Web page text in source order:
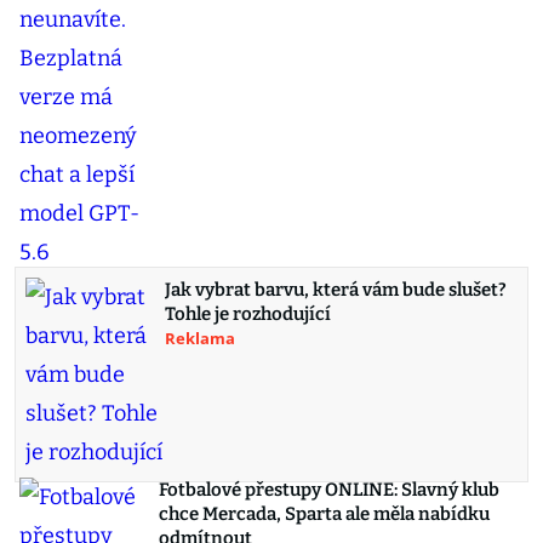
Jak vybrat barvu, která vám bude slušet?
Tohle je rozhodující
Reklama
Fotbalové přestupy ONLINE: Slavný klub
chce Mercada, Sparta ale měla nabídku
odmítnout